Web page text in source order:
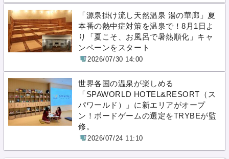
「源泉掛け流し天然温泉 湯の華廊」夏
本番の熱中症対策を温泉で！8月1日よ
り「夏こそ、お風呂で暑熱順化」キャ
ンペーンをスタート
2026/07/30 14:00
世界各国の温泉が楽しめる
「SPAWORLD HOTEL&RESORT（ス
パワールド）」に新エリアがオープ
ン！ボードゲームの選定をTRYBEが監
修。
2026/07/24 11:10